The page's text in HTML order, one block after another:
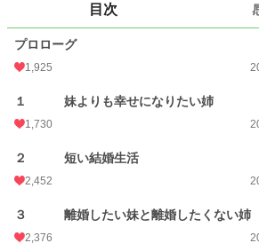
心を通わせていくファリアーナとアシュ。その頃、
お互いの本性を知り、離婚したことを悔やみ始め
お気に入り
24h.ポイント 177 pt
文字数
更新日時 2025.07.24 22:49
初回公開日時
目次
プロローグ
1,925
１ 妹よりも幸せになりたい姉
1,730
２ 短い結婚生活
2,452
３ 離婚したい妹と離婚したくない姉
2,376